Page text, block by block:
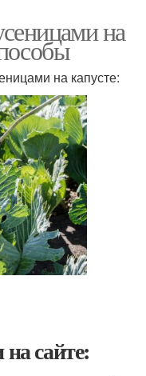
на
на капусте:
сайте: